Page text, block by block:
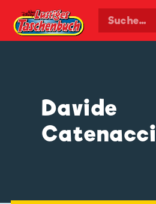
Walt Disneys
Davide
Catenacci